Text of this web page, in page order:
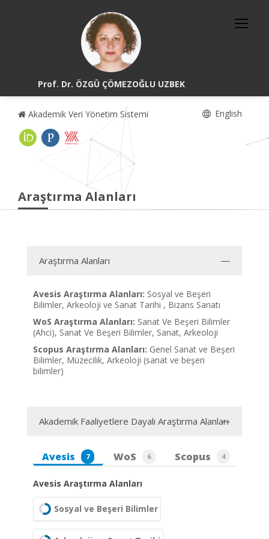
Prof. Dr. ÖZGÜ ÇÖMEZOĞLU UZBEK
Akademik Veri Yönetim Sistemi English
Araştırma Alanları
Araştırma Alanları
Avesis Araştırma Alanları: Sosyal ve Beşeri
Bilimler, Arkeoloji ve Sanat Tarihi , Bizans Sanatı
WoS Araştırma Alanları: Sanat Ve Beşeri Bilimler
(Ahci), Sanat Ve Beşeri Bilimler, Sanat, Arkeoloji
Scopus Araştırma Alanları: Genel Sanat ve Beşeri
Bilimler, Müzecilik, Arkeoloji (sanat ve beşeri
bilimler)
Akademik Faaliyetlere Dayalı Araştırma Alanları
Avesis 7 WoS 6 Scopus 4
Avesis Araştırma Alanları
Sosyal ve Beşeri Bilimler